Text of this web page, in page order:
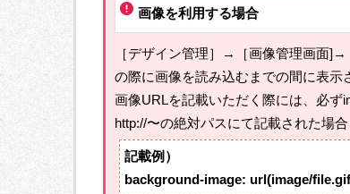
画像を利用する場合
［デザイン管理］→［画像管理画面
の際に画像を読み込むまでの間に表示
画像URLを記載いただく際には、必ず
http://〜の絶対パスにて記載された場
記載例）
background-image: url(image/